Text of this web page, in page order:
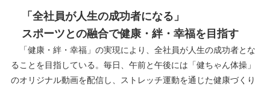
「全社員が人生の成功者になる」
スポーツとの融合で健康・絆・幸福を目指す
「健康・絆・幸福」の実現により、全社員が人生の成功者とな
ることを目指している。毎日、午前と午後には「健ちゃん体操」
のオリジナル動画を配信し、ストレッチ運動を通じた健康づくり